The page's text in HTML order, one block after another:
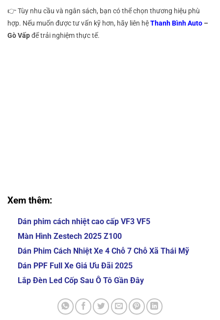
👉 Tùy nhu cầu và ngân sách, bạn có thể chọn thương hiệu phù
hợp. Nếu muốn được tư vấn kỹ hơn, hãy liên hệThanh Bình Auto –
Gò Vấpđể trải nghiệm thực tế.
Xem thêm:
Dán phim cách nhiệt cao cấp VF3 VF5
Màn Hình Zestech 2025 Z100
Dán Phim Cách Nhiệt Xe 4 Chỗ 7 Chỗ Xã Thái Mỹ
Dán PPF Full Xe Giá Ưu Đãi 2025
Lắp Đèn Led Cốp Sau Ô Tô Gần Đây